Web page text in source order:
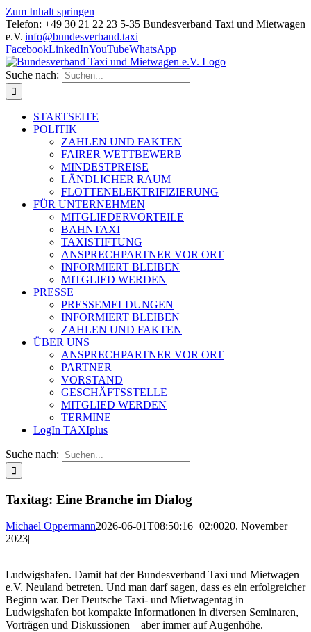
Zum Inhalt springen
Telefon: +49 30 21 22 23 5-35 Bundesverband Taxi und Mietwagen
e.V.|info@bundesverband.taxi
FacebookLinkedInYouTubeWhatsApp
Suche nach:
STARTSEITE
POLITIK
ZAHLEN UND FAKTEN
FAIRER WETTBEWERB
MINDESTPREISE
LÄNDLICHER RAUM
FLOTTENELEKTRIFIZIERUNG
FÜR UNTERNEHMEN
MITGLIEDERVORTEILE
BAHNTAXI
TAXISTIFTUNG
ANSPRECHPARTNER VOR ORT
INFORMIERT BLEIBEN
MITGLIED WERDEN
PRESSE
PRESSEMELDUNGEN
INFORMIERT BLEIBEN
ZAHLEN UND FAKTEN
ÜBER UNS
ANSPRECHPARTNER VOR ORT
PARTNER
VORSTAND
GESCHÄFTSSTELLE
MITGLIED WERDEN
TERMINE
LogIn TAXIplus
Suche nach:
Taxitag: Eine Branche im Dialog
Michael Oppermann2026-06-01T08:50:16+02:0020. November
2023|
Ludwigshafen. Damit hat der Bundesverband Taxi und Mietwagen
e.V. Neuland betreten. Und man darf sagen, dass es ein erfolgreicher
Beginn war. Der Deutsche Taxi- und Mietwagentag in
Ludwigshafen bot kompakte Informationen in diversen Seminaren,
Vorträgen und Diskussionen – aber immer auf Augenhöhe.